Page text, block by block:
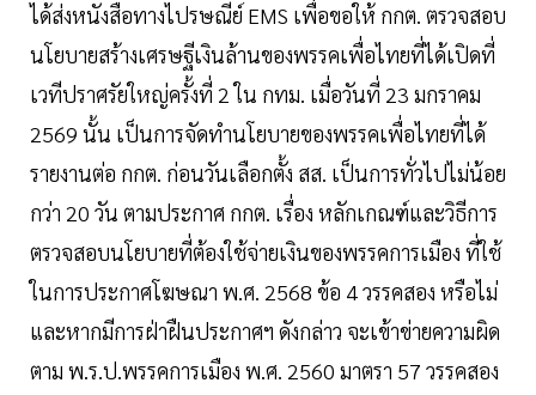
ได้ส่งหนังสือทางไปรษณีย์ EMS เพื่อขอให้ กกต. ตรวจสอบ
นโยบายสร้างเศรษฐีเงินล้านของพรรคเพื่อไทยที่ได้เปิดที่
เวทีปราศรัยใหญ่ครั้งที่ 2 ใน กทม. เมื่อวันที่ 23 มกราคม
2569 นั้น เป็นการจัดทำนโยบายของพรรคเพื่อไทยที่ได้
รายงานต่อ กกต. ก่อนวันเลือกตั้ง สส. เป็นการทั่วไปไม่น้อย
กว่า 20 วัน ตามประกาศ กกต. เรื่อง หลักเกณฑ์และวิธีการ
ตรวจสอบนโยบายที่ต้องใช้จ่ายเงินของพรรคการเมือง ที่ใช้
ในการประกาศโฆษณา พ.ศ. 2568 ข้อ 4 วรรคสอง หรือไม่
และหากมีการฝ่าฝืนประกาศฯ ดังกล่าว จะเข้าข่ายความผิด
ตาม พ.ร.ป.พรรคการเมือง พ.ศ. 2560 มาตรา 57 วรรคสอง